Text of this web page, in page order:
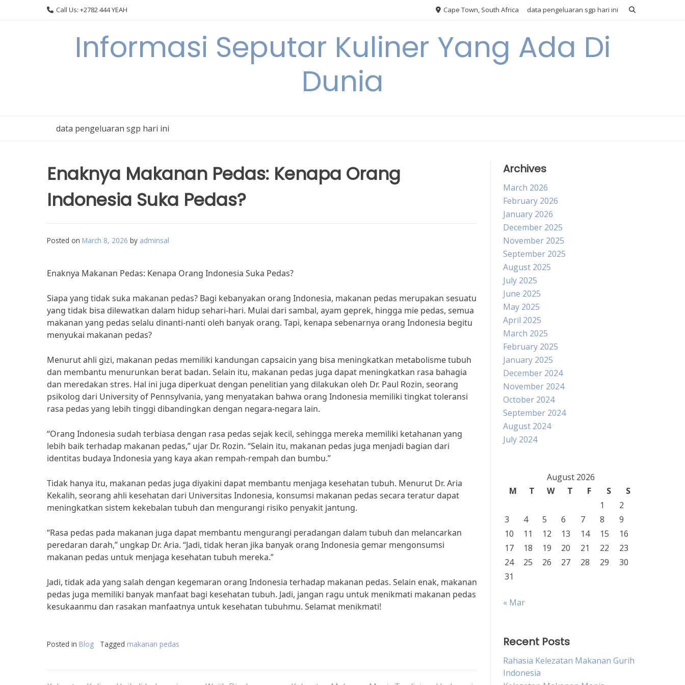
Call Us: +2782 444 YEAH Cape Town, South Africa data pengeluaran sgp hari ini
Informasi Seputar Kuliner Yang Ada Di
Dunia
data pengeluaran sgp hari ini
Enaknya Makanan Pedas: Kenapa Orang
Indonesia Suka Pedas?
Posted on March 8, 2026 by adminsal
Enaknya Makanan Pedas: Kenapa Orang Indonesia Suka Pedas?
Siapa yang tidak suka makanan pedas? Bagi kebanyakan orang Indonesia, makanan pedas merupakan sesuatu
yang tidak bisa dilewatkan dalam hidup sehari-hari. Mulai dari sambal, ayam geprek, hingga mie pedas, semua
makanan yang pedas selalu dinanti-nanti oleh banyak orang. Tapi, kenapa sebenarnya orang Indonesia begitu
menyukai makanan pedas?
Menurut ahli gizi, makanan pedas memiliki kandungan capsaicin yang bisa meningkatkan metabolisme tubuh
dan membantu menurunkan berat badan. Selain itu, makanan pedas juga dapat meningkatkan rasa bahagia
dan meredakan stres. Hal ini juga diperkuat dengan penelitian yang dilakukan oleh Dr. Paul Rozin, seorang
psikolog dari University of Pennsylvania, yang menyatakan bahwa orang Indonesia memiliki tingkat toleransi
rasa pedas yang lebih tinggi dibandingkan dengan negara-negara lain.
“Orang Indonesia sudah terbiasa dengan rasa pedas sejak kecil, sehingga mereka memiliki ketahanan yang
lebih baik terhadap makanan pedas,” ujar Dr. Rozin. “Selain itu, makanan pedas juga menjadi bagian dari
identitas budaya Indonesia yang kaya akan rempah-rempah dan bumbu.”
Tidak hanya itu, makanan pedas juga diyakini dapat membantu menjaga kesehatan tubuh. Menurut Dr. Aria
Kekalih, seorang ahli kesehatan dari Universitas Indonesia, konsumsi makanan pedas secara teratur dapat
meningkatkan sistem kekebalan tubuh dan mengurangi risiko penyakit jantung.
“Rasa pedas pada makanan juga dapat membantu mengurangi peradangan dalam tubuh dan melancarkan
peredaran darah,” ungkap Dr. Aria. “Jadi, tidak heran jika banyak orang Indonesia gemar mengonsumsi
makanan pedas untuk menjaga kesehatan tubuh mereka.”
Jadi, tidak ada yang salah dengan kegemaran orang Indonesia terhadap makanan pedas. Selain enak, makanan
pedas juga memiliki banyak manfaat bagi kesehatan tubuh. Jadi, jangan ragu untuk menikmati makanan pedas
kesukaanmu dan rasakan manfaatnya untuk kesehatan tubuhmu. Selamat menikmati!
Posted in Blog Tagged makanan pedas
Archives
March 2026
February 2026
January 2026
December 2025
November 2025
September 2025
August 2025
July 2025
June 2025
May 2025
April 2025
March 2025
February 2025
January 2025
December 2024
November 2024
October 2024
September 2024
August 2024
July 2024
August 2026
M
T W T F S
S
1
2
3
4 5 6 7 8
9
10
11 12 13 14 15
16
17
18 19 20 21 22
23
24
25 26 27 28 29
30
31
« Mar
Recent Posts
Rahasia Kelezatan Makanan Gurih
Indonesia